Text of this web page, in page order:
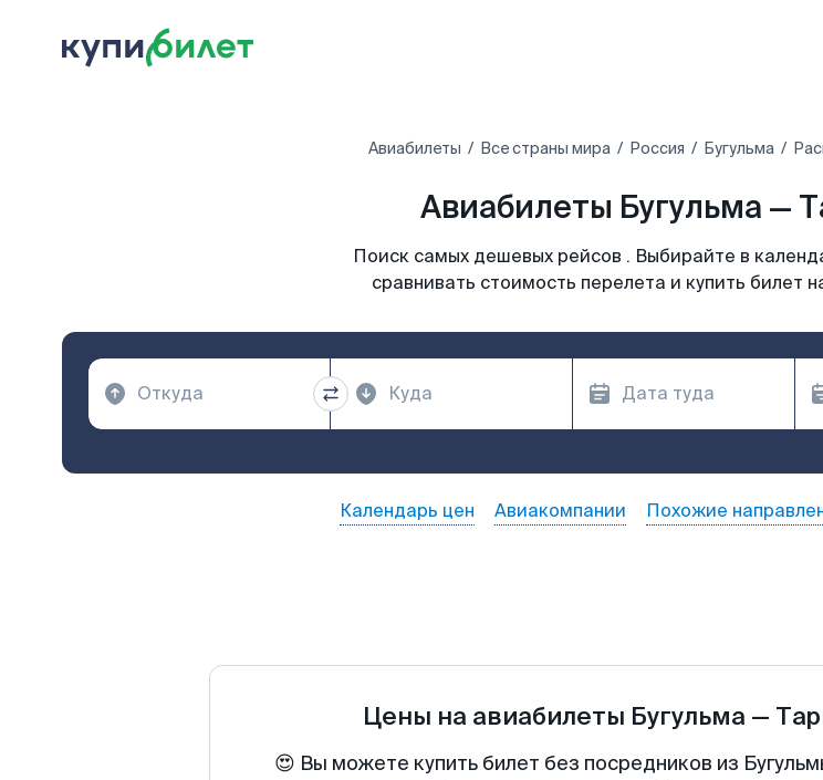
Авиабилеты Все страны мира Россия Бугульма
Авиабилеты Бугульма —
Поиск самых дешевых рейсов . Выбирайте в
сравнивать стоимость перелета и купить билет
Календарь цен Авиакомпании Похожие
Цены на авиабилеты Бугульма —
😍 Вы можете купить билет без посредников из